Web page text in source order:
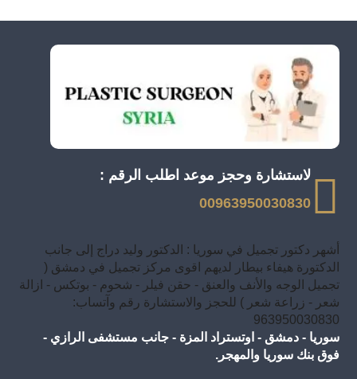
لاستشارة وحجز موعد اطلب الرقم :
00963950030830
أشهر دكتور تجميل في سوريا : الدكتور وليد دراج إلى جانب
الدكتورة هيفاء بيطار لديهم اقوى مركز تجميل في دمشق (
تجميل الوجه والأنف والعنق - حقن فيلر - شحوم - بوتكس - ازالة
شعر - زراعة شعر ) للحجز والاستشارة رقم وآتساب:
963950030830
سوريا - دمشق - اوتستراد المزة - جانب مستشفى الرازي -
فوق بنك سوريا والمهجر.